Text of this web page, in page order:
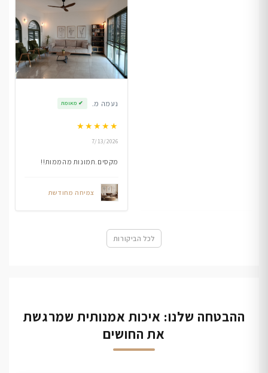
נעמה מ. ✔ מאומת
★★★★★
7/13/2026
מקסים.תמונות מהממות!!
צמיחה מחודשת
לכל הביקורות
ההבטחה שלנו: איכות אמנותית שמרגשת
את החושים